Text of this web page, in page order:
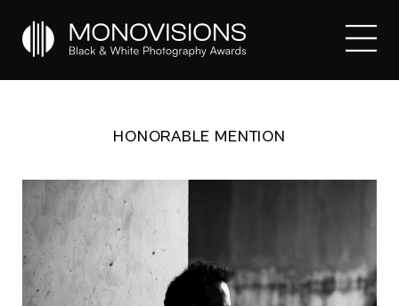
HONORABLE MENTION